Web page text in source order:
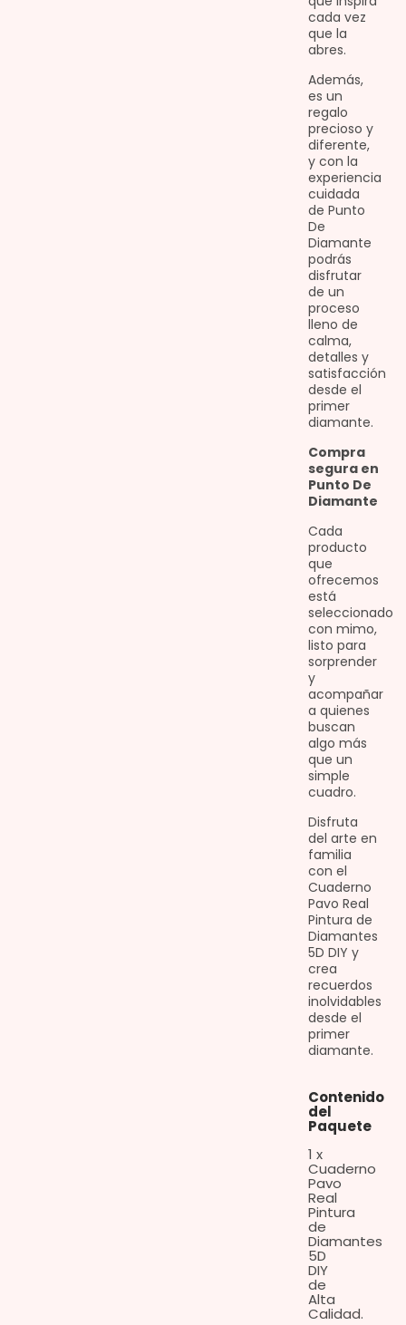
cada vez
que la
abres.
Además,
es un
regalo
precioso y
diferente,
y con la
experiencia
cuidada
de Punto
De
Diamante
podrás
disfrutar
de un
proceso
lleno de
calma,
detalles y
satisfacción
desde el
primer
diamante.
Compra
segura en
Punto De
Diamante
Cada
producto
que
ofrecemos
está
seleccionado
con mimo,
listo para
sorprender
y
acompañar
a quienes
buscan
algo más
que un
simple
cuadro.
Disfruta
del arte en
familia
con el
Cuaderno
Pavo Real
Pintura de
Diamantes
5D DIY y
crea
recuerdos
inolvidables
desde el
primer
diamante.
Contenido
del
Paquete
1 x
Cuaderno
Pavo
Real
Pintura
de
Diamantes
5D
DIY
de
Alta
Calidad.